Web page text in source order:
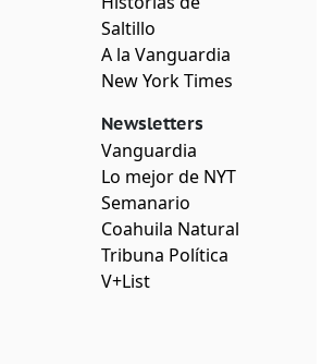
Saltillo
A la Vanguardia
New York Times
Newsletters
Vanguardia
Lo mejor de NYT
Semanario
Coahuila Natural
Tribuna Política
V+List